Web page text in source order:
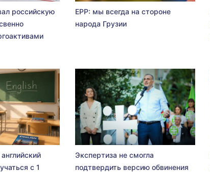
российскую
EPP: мы всегда на стороне
народа Грузии
с 1
Экспертиза не смогла
подтвердить версию обвинения